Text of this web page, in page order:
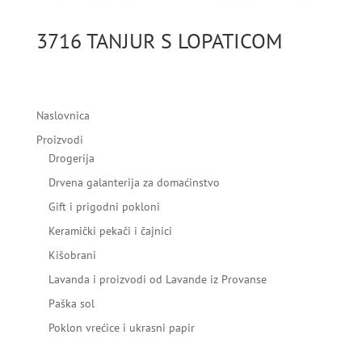
3716 TANJUR S LOPATICOM
Naslovnica
Proizvodi
Drogerija
Drvena galanterija za domaćinstvo
Gift i prigodni pokloni
Keramički pekači i čajnici
Kišobrani
Lavanda i proizvodi od Lavande iz Provanse
Paška sol
Poklon vrećice i ukrasni papir